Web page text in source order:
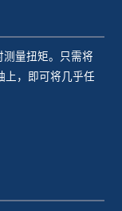
量扭矩。只需将
上，即可将几乎任